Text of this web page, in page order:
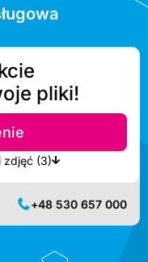
pliki!
Pokaż najbliższe dostępne drukarki zdjęć (3)
+48 530 657 000